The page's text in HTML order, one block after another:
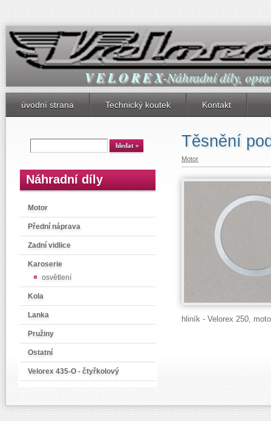
V E L O R E X-Náhradní díly,
úvodní strana Technický koutek Kontakt
Náhradní díly
Motor
Přední náprava
Zadní vidlice
Karoserie
osvětlení
Kola
Lanka
Pružiny
Ostatní
Velorex 435-O - čtyřkolový
Těsnění
Motor
hliník - Velorex 250,